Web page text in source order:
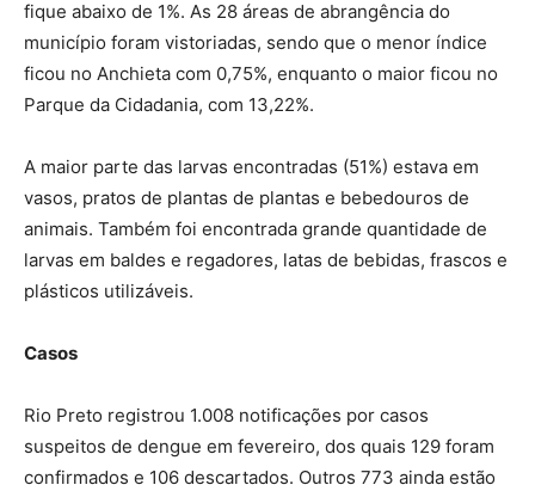
fique abaixo de 1%. As 28 áreas de abrangência do
município foram vistoriadas, sendo que o menor índice
ficou no Anchieta com 0,75%, enquanto o maior ficou no
Parque da Cidadania, com 13,22%.
A maior parte das larvas encontradas (51%) estava em
vasos, pratos de plantas de plantas e bebedouros de
animais. Também foi encontrada grande quantidade de
larvas em baldes e regadores, latas de bebidas, frascos e
plásticos utilizáveis.
Casos
Rio Preto registrou 1.008 notificações por casos
suspeitos de dengue em fevereiro, dos quais 129 foram
confirmados e 106 descartados. Outros 773 ainda estão